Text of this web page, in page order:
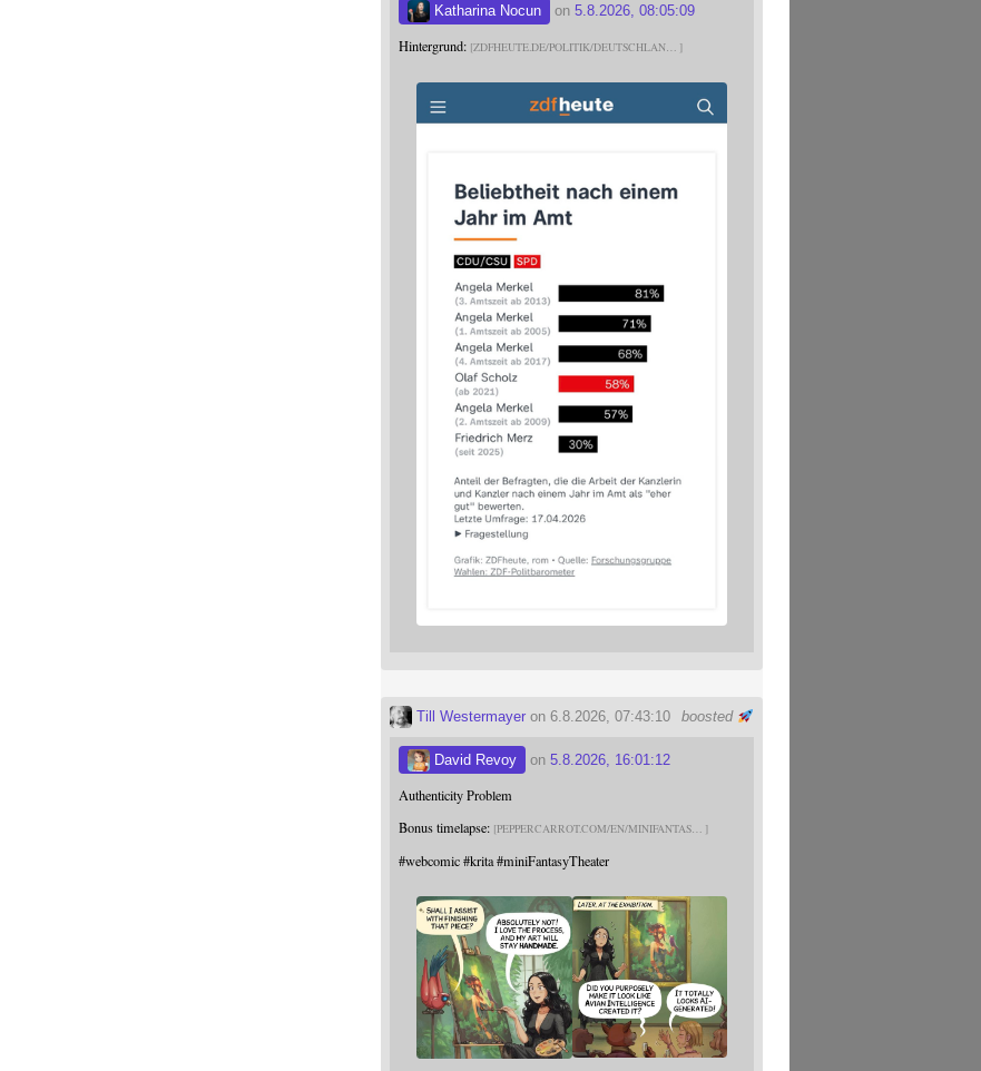
Katharina Nocun on5.8.2026, 08:05:09
Hintergrund: ZDFHEUTE.DE/POLITIK/DEUTSCHLAN
boosted
Till Westermayer on 6.8.2026, 07:43:10
David Revoy on5.8.2026, 16:01:12
Authenticity Problem
Bonus timelapse: PEPPERCARROT.COM/EN/MINIFANTAS
#webcomic #krita #miniFantasyTheater